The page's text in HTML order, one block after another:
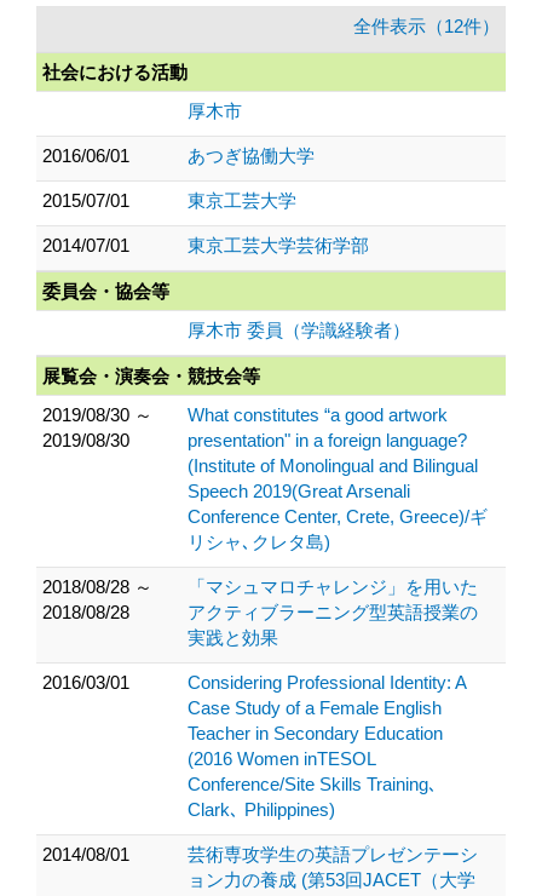
全件表示（12件）
社会における活動
厚木市
2016/06/01 あつぎ協働大学
2015/07/01 東京工芸大学
2014/07/01 東京工芸大学芸術学部
委員会・協会等
厚木市 委員（学識経験者）
展覧会・演奏会・競技会等
2019/08/30 ～
2019/08/30
What constitutes “a good artwork
presentation" in a foreign language?
(Institute of Monolingual and Bilingual
Speech 2019(Great Arsenali
Conference Center, Crete, Greece)/ギ
リシャ､クレタ島)
2018/08/28 ～
2018/08/28
「マシュマロチャレンジ」を用いた
アクティブラーニング型英語授業の
実践と効果
2016/03/01
Considering Professional Identity: A
Case Study of a Female English
Teacher in Secondary Education
(2016 Women inTESOL
Conference/Site Skills Training､
Clark､ Philippines)
2014/08/01
芸術専攻学生の英語プレゼンテーシ
ョン力の養成 (第53回JACET（大学